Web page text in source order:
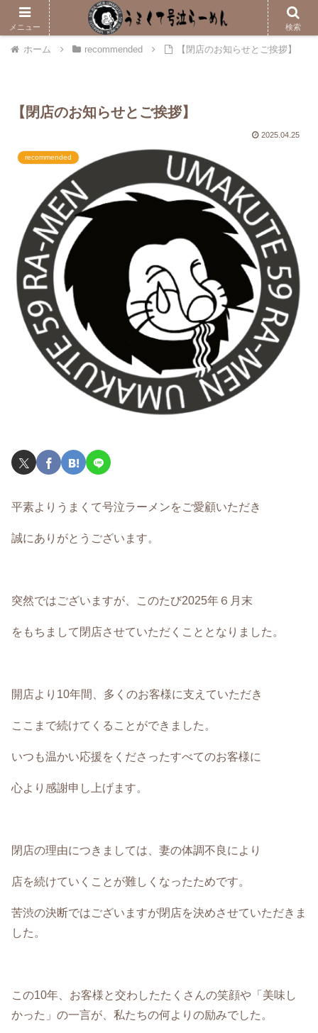
メニューはこちら
ホーム recommended 【閉店のお知らせとご挨拶】
【閉店のお知らせとご挨拶】
2025.04.25
recommended
平素よりうまくて号泣ラーメンをご愛顧いただき
誠にありがとうございます。
突然ではございますが、このたび2025年６月末
をもちまして閉店させていただくこととなりました。
開店より10年間、多くのお客様に支えていただき
ここまで続けてくることができました。
いつも温かい応援をくださったすべてのお客様に
心より感謝申し上げます。
閉店の理由につきましては、妻の体調不良により
店を続けていくことが難しくなったためです。
苦渋の決断ではございますが閉店を決めさせていただきま
した。
この10年、お客様と交わしたたくさんの笑顔や「美味し
かった」の一言が、私たちの何よりの励みでした。
メニュー 検索